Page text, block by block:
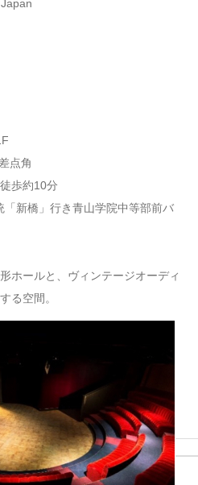
点角
歩約10分
「新橋」行き青山学院中等部前バ
ホールと、ヴィンテージオーディ
る空間。